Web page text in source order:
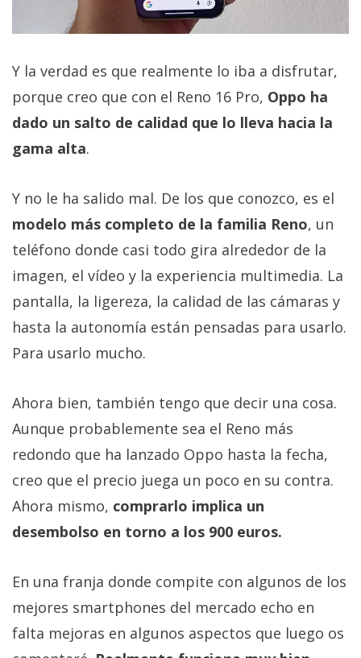
Y la verdad es que realmente lo iba a disfrutar,
porque creo que con el Reno 16 Pro, Oppo ha
dado un salto de calidad que lo lleva hacia la
gama alta.
Y no le ha salido mal. De los que conozco, es el
modelo más completo de la familia Reno, un
teléfono donde casi todo gira alrededor de la
imagen, el vídeo y la experiencia multimedia. La
pantalla, la ligereza, la calidad de las cámaras y
hasta la autonomía están pensadas para usarlo.
Para usarlo mucho.
Ahora bien, también tengo que decir una cosa.
Aunque probablemente sea el Reno más
redondo que ha lanzado Oppo hasta la fecha,
creo que el precio juega un poco en su contra.
Ahora mismo, comprarlo implica un
desembolso en torno a los 900 euros.
En una franja donde compite con algunos de los
mejores smartphones del mercado echo en
falta mejoras en algunos aspectos que luego os